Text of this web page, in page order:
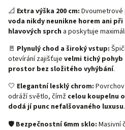
📐 Extra výška 200 cm:
voda nikdy neunikne horem ani
hlavových sprch a poskytuje
🚪 Plynulý chod a široký vstup:
otevírání zajišťuje velmi tichý
prostor bez složitého vyhýbání.
🤍 Elegantní lesklý chrom:
odráží světlo, čímž celou koupelnu
dodá jí punc nefalšovaného luxusu.
🛡️ Bezpečnostní 6mm sklo: Masivní